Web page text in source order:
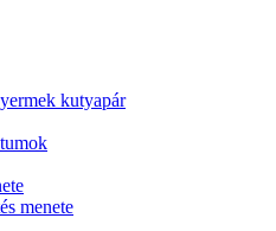
kutyapár
menete